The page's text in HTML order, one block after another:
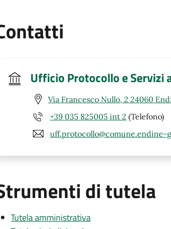
Ufficio Protocollo e Servizi
Via Francesco Nullo, 2 24060
+39 035 825005 int 2 (Telefono)
uff.protocollo@comune.endine-
di tutela
Tutela amministrativa